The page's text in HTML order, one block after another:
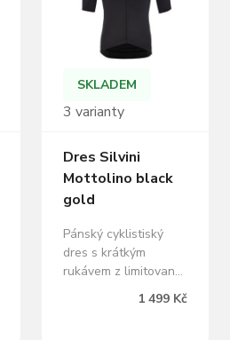
rychleschnoucí a je
obohacen o ionty
stříbra.
SKLADEM
3 varianty
Dres Silvini
Mottolino black
gold
Pánský cyklistiský
dres s krátkým
rukávem z limitované
edice #silviniriders.
Vyroben z příjemné
1 499 Kč